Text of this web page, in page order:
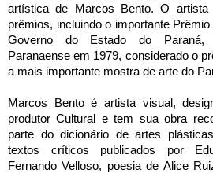
artística de Marcos Bento. O
prêmios, incluindo o importante
Governo do Estado do Paraná,
Paranaense em 1979, considerado o
a mais importante mostra de arte do
Marcos Bento é artista visual,
produtor Cultural e tem sua obra
parte do dicionário de artes
textos críticos publicados por
Fernando Velloso, poesia de Alice